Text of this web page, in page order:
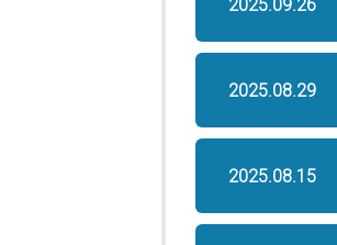
2025.09.26
2025.08.29
2025.08.15